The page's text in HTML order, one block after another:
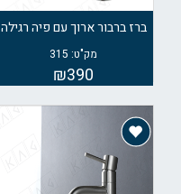
ברז ברבור ארוך עם פיה רגילה
מק"ט: 315
₪390